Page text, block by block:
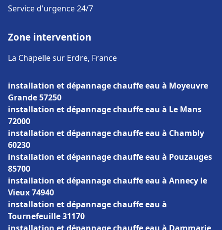
Service d'urgence 24/7
Zone intervention
La Chapelle sur Erdre, France
installation et dépannage chauffe eau à Moyeuvre
Grande 57250
installation et dépannage chauffe eau à Le Mans
72000
installation et dépannage chauffe eau à Chambly
60230
installation et dépannage chauffe eau à Pouzauges
85700
installation et dépannage chauffe eau à Annecy le
Vieux 74940
installation et dépannage chauffe eau à
Tournefeuille 31170